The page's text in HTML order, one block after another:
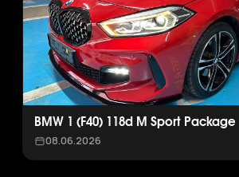
BMW 1 (F40) 118d M Sport Package
08.06.2026